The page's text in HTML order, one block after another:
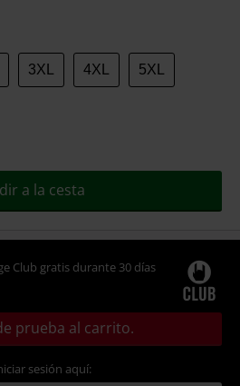
3XL 4XL 5XL
a la cesta
Club gratis durante 30 días
prueba al carrito.
sesión aquí: